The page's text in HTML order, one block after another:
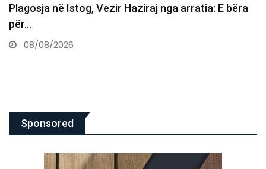
Vdes ish-luftëtari i UÇK-së Avni Hoxha
08/08/2026
Sponsored